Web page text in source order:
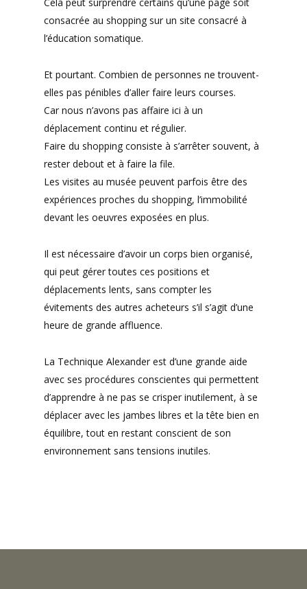
consacrée au shopping sur un site consacré à
l’éducation somatique.
Et pourtant. Combien de personnes ne trouvent-
elles pas pénibles d’aller faire leurs courses.
Car nous n’avons pas affaire ici à un
déplacement continu et régulier.
Faire du shopping consiste à s’arrêter souvent, à
rester debout et à faire la file.
Les visites au musée peuvent parfois être des
expériences proches du shopping, l’immobilité
devant les oeuvres exposées en plus.
Il est nécessaire d’avoir un corps bien organisé,
qui peut gérer toutes ces positions et
déplacements lents, sans compter les
évitements des autres acheteurs s’il s’agit d’une
heure de grande affluence.
La Technique Alexander est d’une grande aide
avec ses procédures conscientes qui permettent
d’apprendre à ne pas se crisper inutilement, à se
déplacer avec les jambes libres et la tête bien en
équilibre, tout en restant conscient de son
environnement sans tensions inutiles.